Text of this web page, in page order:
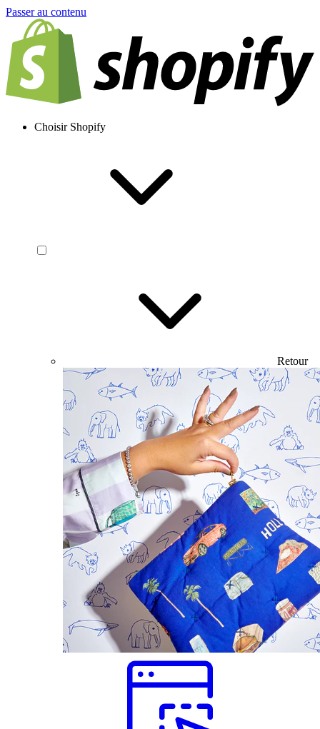
Passer au contenu
Choisir Shopify
Retour